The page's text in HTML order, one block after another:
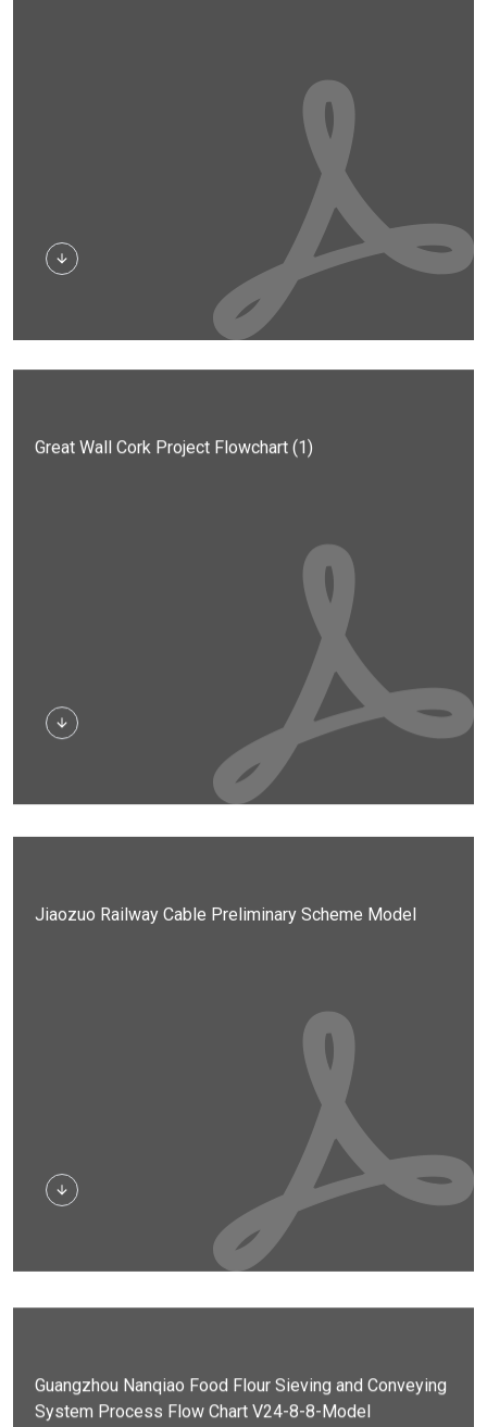
Herunterladen
Great Wall Cork Project Flowchart (1)
Herunterladen
Jiaozuo Railway Cable Preliminary Scheme Model
Herunterladen
System Process Flow Chart V24-8-8-Model